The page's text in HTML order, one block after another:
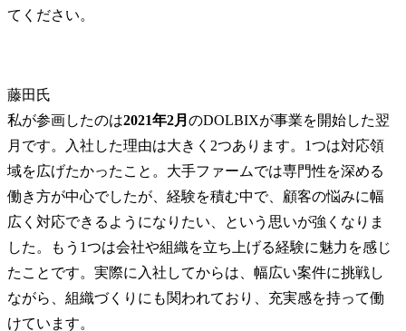
藤田氏
私が参画したのは2021年2月 のDOLBIXが事業を開始した翌
月です。入社した理由は大きく2つあります。1つは対応領
域を広げたかったこと。大手ファームでは専門性を深める
働き方が中心でしたが、経験を積む中で、顧客の悩みに幅
広く対応できるようになりたい、という思いが強くなりま
した。もう1つは会社や組織を立ち上げる経験に魅力を感じ
たことです。実際に入社してからは、幅広い案件に挑戦し
ながら、組織づくりにも関われており、充実感を持って働
けています。